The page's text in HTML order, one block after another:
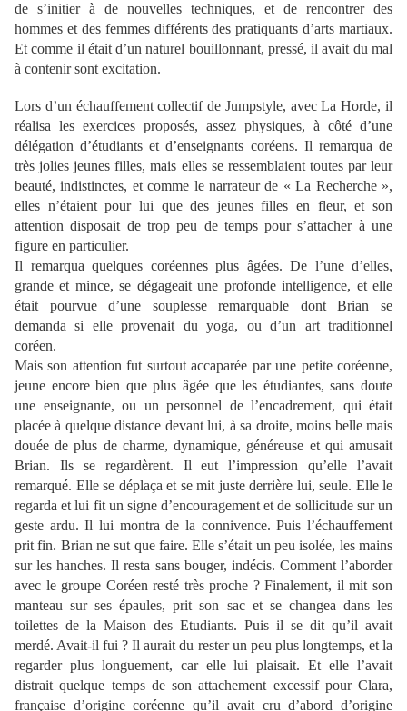
de s’initier à de nouvelles techniques, et de rencontrer des
hommes et des femmes différents des pratiquants d’arts martiaux.
Et comme il était d’un naturel bouillonnant, pressé, il avait du mal
à contenir sont excitation.
Lors d’un échauffement collectif de Jumpstyle, avec La Horde, il
réalisa les exercices proposés, assez physiques, à côté d’une
délégation d’étudiants et d’enseignants coréens. Il remarqua de
très jolies jeunes filles, mais elles se ressemblaient toutes par leur
beauté, indistinctes, et comme le narrateur de « La Recherche »,
elles n’étaient pour lui que des jeunes filles en fleur, et son
attention disposait de trop peu de temps pour s’attacher à une
figure en particulier.
Il remarqua quelques coréennes plus âgées. De l’une d’elles,
grande et mince, se dégageait une profonde intelligence, et elle
était pourvue d’une souplesse remarquable dont Brian se
demanda si elle provenait du yoga, ou d’un art traditionnel
coréen.
Mais son attention fut surtout accaparée par une petite coréenne,
jeune encore bien que plus âgée que les étudiantes, sans doute
une enseignante, ou un personnel de l’encadrement, qui était
placée à quelque distance devant lui, à sa droite, moins belle mais
douée de plus de charme, dynamique, généreuse et qui amusait
Brian. Ils se regardèrent. Il eut l’impression qu’elle l’avait
remarqué. Elle se déplaça et se mit juste derrière lui, seule. Elle le
regarda et lui fit un signe d’encouragement et de sollicitude sur un
geste ardu. Il lui montra de la connivence. Puis l’échauffement
prit fin. Brian ne sut que faire. Elle s’était un peu isolée, les mains
sur les hanches. Il resta sans bouger, indécis. Comment l’aborder
avec le groupe Coréen resté très proche ? Finalement, il mit son
manteau sur ses épaules, prit son sac et se changea dans les
toilettes de la Maison des Etudiants. Puis il se dit qu’il avait
merdé. Avait-il fui ? Il aurait du rester un peu plus longtemps, et la
regarder plus longuement, car elle lui plaisait. Et elle l’avait
distrait quelque temps de son attachement excessif pour Clara,
française d’origine coréenne qu’il avait cru d’abord d’origine